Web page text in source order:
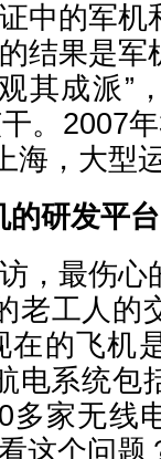
中的军机
结果是军
其成派”
。2007
海，大型
的研发平台
，最伤心
老工人的
的飞机
电系统包
多家无线
这个问题